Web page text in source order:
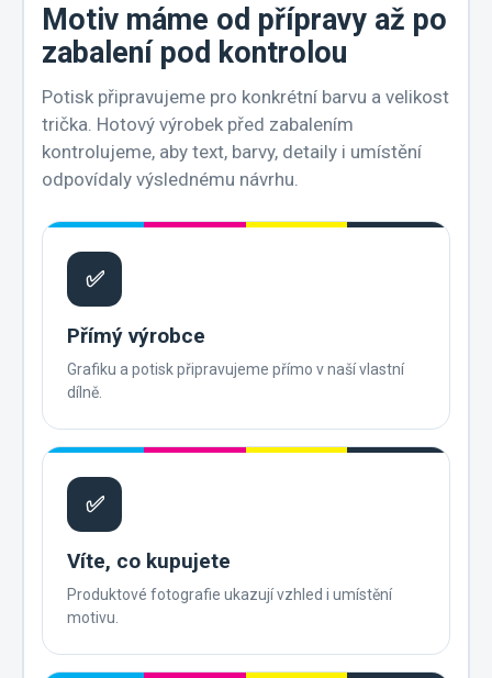
Motiv máme od přípravy až po
zabalení pod kontrolou
Potisk připravujeme pro konkrétní barvu a velikost
trička. Hotový výrobek před zabalením
kontrolujeme, aby text, barvy, detaily i umístění
odpovídaly výslednému návrhu.
✅
Přímý výrobce
Grafiku a potisk připravujeme přímo v naší vlastní
dílně.
✅
Víte, co kupujete
Produktové fotografie ukazují vzhled i umístění
motivu.